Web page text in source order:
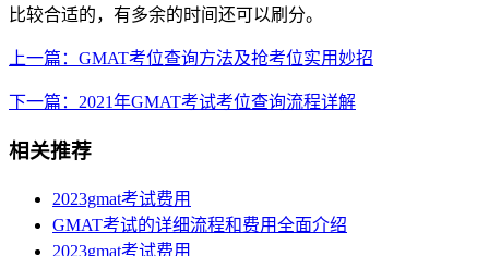
比较合适的，有多余的时间还可以刷分。
上一篇：GMAT考位查询方法及抢考位实用妙招
下一篇：2021年GMAT考试考位查询流程详解
相关推荐
2023gmat考试费用
GMAT考试的详细流程和费用全面介绍
2023gmat考试费用